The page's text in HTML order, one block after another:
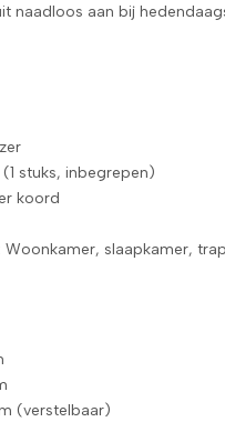
naadloos aan bij
stuks, inbegrepen)
koord
Woonkamer, slaapkamer,
(verstelbaar)